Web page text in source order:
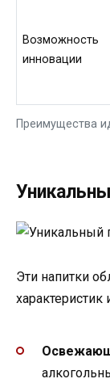
Преимущества
Возможность
инновации
Эти напитки
характеристик